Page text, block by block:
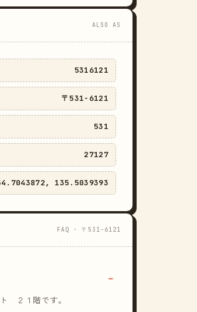
ALSO AS
5316121
〒531-6121
531
27127
135.5039393
FAQ · 〒531-6121
２１階です。